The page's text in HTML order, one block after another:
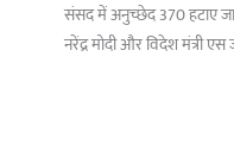
संसद में अनुच्छेद 370 हटाए
नरेंद्र मोदी और विदेश मंत्री